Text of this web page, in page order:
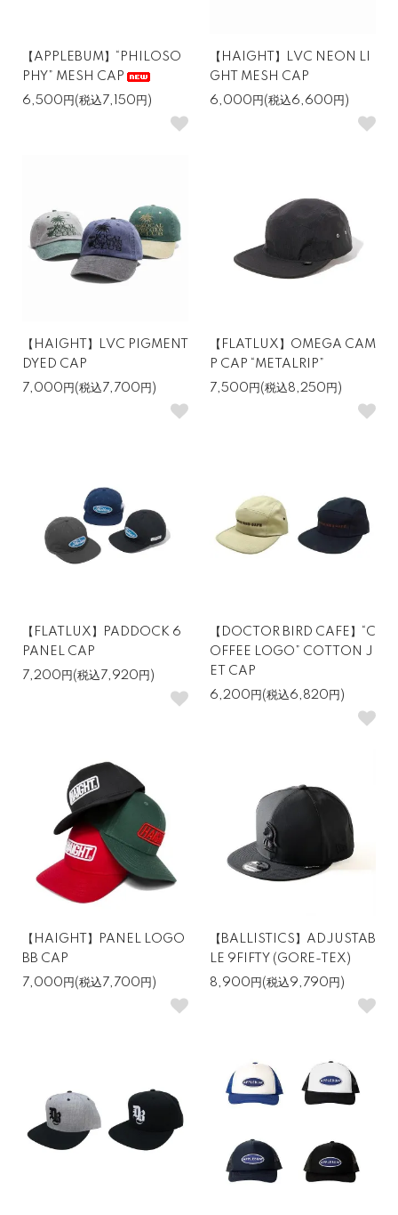
【APPLEBUM】“PHILOSO
PHY” MESH CAP
6,500円(税込7,150円)
【HAIGHT】LVC NEON LI
GHT MESH CAP
6,000円(税込6,600円)
【HAIGHT】LVC PIGMENT
DYED CAP
7,000円(税込7,700円)
【FLATLUX】OMEGA CAM
P CAP “METALRIP”
7,500円(税込8,250円)
【FLATLUX】PADDOCK 6
PANEL CAP
7,200円(税込7,920円)
【DOCTOR BIRD CAFE】“C
OFFEE LOGO” COTTON J
ET CAP
6,200円(税込6,820円)
【HAIGHT】PANEL LOGO
BB CAP
7,000円(税込7,700円)
【BALLISTICS】ADJUSTAB
LE 9FIFTY (GORE-TEX)
8,900円(税込9,790円)